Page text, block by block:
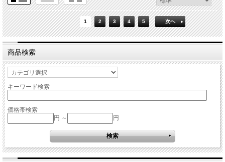
1 2 3 4 5 次へ
商品検索
キーワード検索
価格帯検索
円 ～
円